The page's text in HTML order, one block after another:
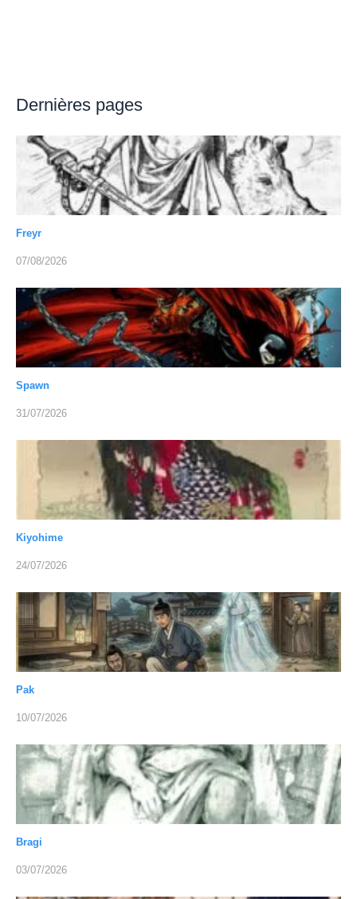
Dernières pages
Freyr
07/08/2026
Spawn
31/07/2026
Kiyohime
24/07/2026
Pak
10/07/2026
Bragi
03/07/2026